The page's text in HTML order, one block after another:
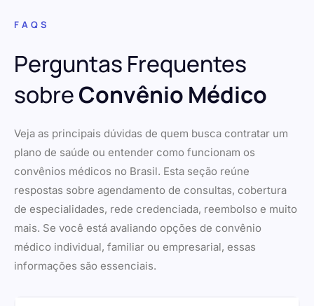
FAQS
Perguntas Frequentes
sobreConvênio Médico
Veja as principais dúvidas de quem busca contratar um
plano de saúde ou entender como funcionam os
convênios médicos no Brasil. Esta seção reúne
respostas sobre agendamento de consultas, cobertura
de especialidades, rede credenciada, reembolso e muito
mais. Se você está avaliando opções de convênio
médico individual, familiar ou empresarial, essas
informações são essenciais.